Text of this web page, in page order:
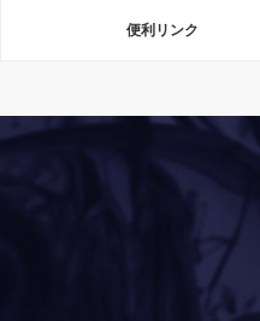
便利リンク